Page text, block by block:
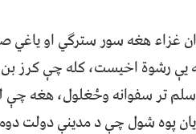
غزاء هغه سور سترګي او یاغي
یې رشوة اخیست، کله چې کرز